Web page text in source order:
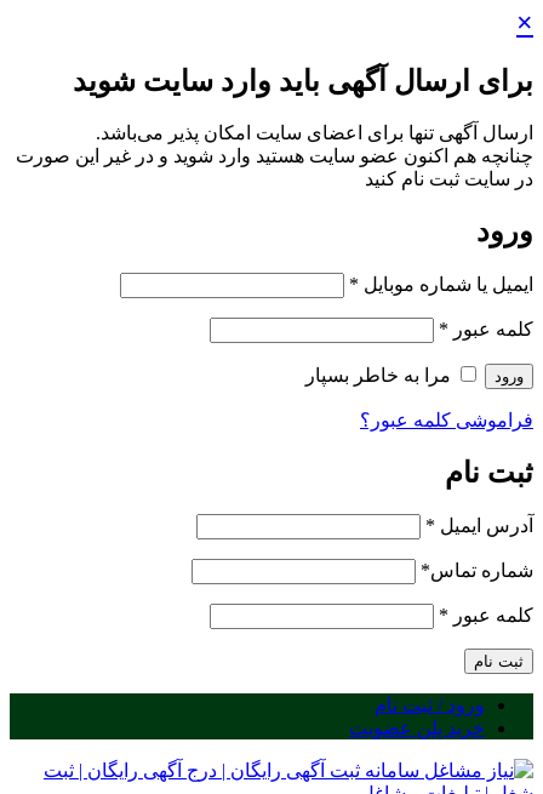
×
برای ارسال آگهی باید وارد سایت شوید
ارسال آگهی تنها برای اعضای سایت امکان پذیر می‌باشد.
چنانچه هم‌ اکنون عضو سایت هستید وارد شوید و در غیر این صورت
در سایت ثبت نام کنید
ورود
ایمیل یا شماره موبایل *
کلمه عبور *
ورود مرا به خاطر بسپار
فراموشی کلمه عبور؟
ثبت نام
آدرس ایمیل *
شماره تماس*
کلمه عبور *
ثبت نام
ورود / ثبت نام
خرید پلن عضویت